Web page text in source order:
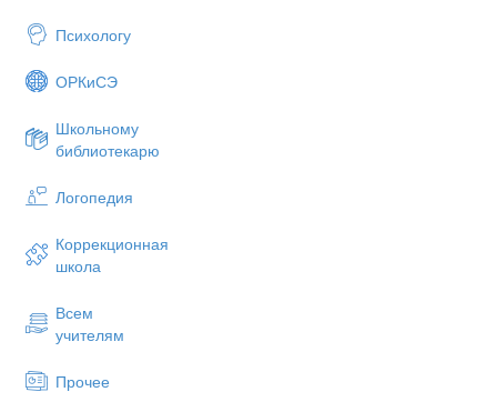
Психологу
ОРКиСЭ
Школьному
библиотекарю
Логопедия
Коррекционная
школа
Всем
учителям
Прочее